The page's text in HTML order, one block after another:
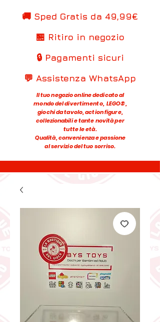
🚚 Sped Gratis da 49,99€
🏪 Ritiro in negozio
🔒 Pagamenti sicuri
💬 Assistenza WhatsApp
Il tuo negozio online dedicato al
mondo del divertimento, LEGO®,
giochi da tavolo, action figure,
collezionabili e tante novità per
tutte le età.
Qualità, convenienza e passione
al servizio del tuo sorriso.